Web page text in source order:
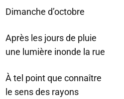
Dimanche d’octobre
Après les jours de pluie
une lumière inonde la rue
À tel point que connaître
le sens des rayons